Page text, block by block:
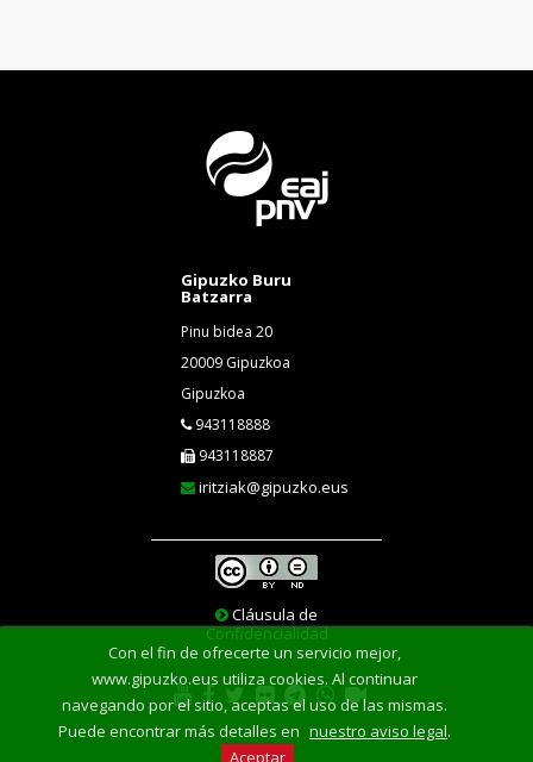
Con el fin de ofrecerte un servicio mejor,
www.gipuzko.eus utiliza cookies. Al continuar
navegando por el sitio, aceptas el uso de las mismas.
Puede encontrar más detalles en nuestro aviso legal.
Aceptar
Gipuzko Buru
Batzarra
Pinu bidea 20
20009 Gipuzkoa
Gipuzkoa
943118888
943118887
iritziak@gipuzko.eus
Cláusula de
Confidencialidad